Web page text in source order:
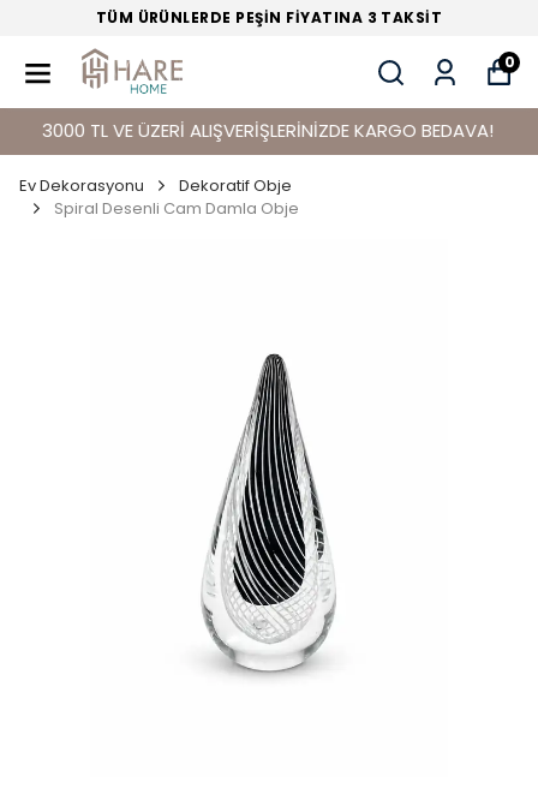
TÜM ÜRÜNLERDE PEŞİN FİYATINA 3 TAKSİT
0
3000 TL VE ÜZERİ ALIŞVERİŞLERİNİZDE KARGO BEDAVA!
Ev Dekorasyonu
Dekoratif Obje
Spiral Desenli Cam Damla Obje